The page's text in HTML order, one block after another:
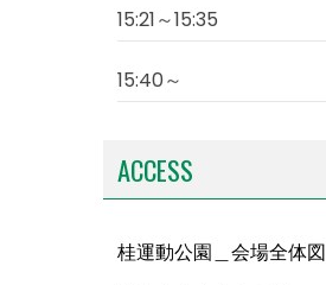
15:21～15:35
15:40～
ACCESS
桂運動公園＿会場全体図